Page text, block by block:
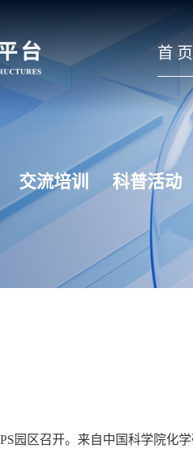
首 页
交流培训 科普活动
园区召开。来自中国科学院化